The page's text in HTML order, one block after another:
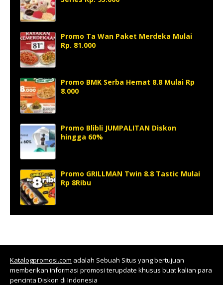
Promo Ta Wan Paket Merdeka Mulai
Rp. 81.000
Promo BMK Serba Hemat 8.8 Mulai Rp
8.000
Promo Blibli JUMPALITAN Diskon
hingga 60%
Promo GRILLMAN Twin 8.8 Tastic Mulai
Rp 8Ribu
Katalogpromosi.com adalah Sebuah Situs yang bertujuan
memberikan informasi promosi terupdate khusus buat kalian para
pencinta Diskon di Indonesia